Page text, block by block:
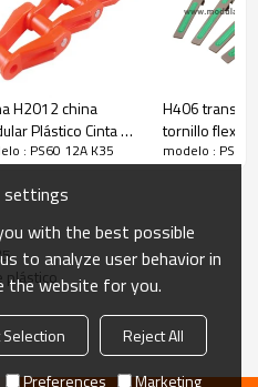
H2012 china
Plástico Cinta de
Plástico Modular,
Sujetador de
: PS60 12A K35
H406
tornillo
de plástico
modelo : PS60
plástico
settings
with the best possible
to analyze user behavior in
the website for you.
Reject All
Preferences Marketing